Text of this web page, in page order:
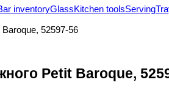
inventoryGlassKitchen toolsServing
52597-56
Petit Baroque,